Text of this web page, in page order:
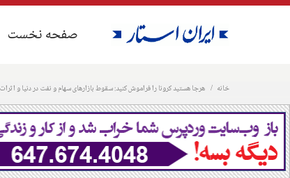
خانه هرجا هستید کرونا را فراموش کنید: سقوط بازارهای سهام و نفت در دنیا و
صفحه نخست
صفحه نخست